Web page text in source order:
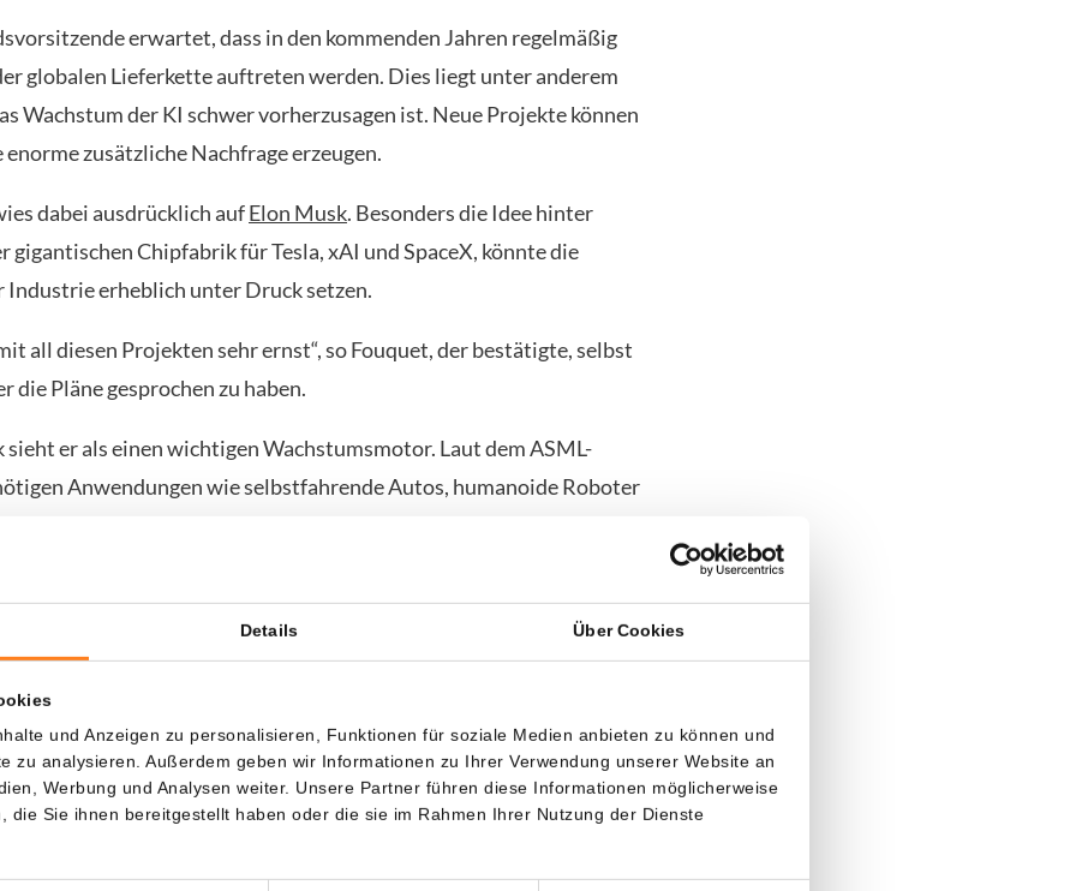
Details Über Cookies
und Anzeigen zu personalisieren, Funktionen für soziale Medien anbieten zu können und
zu analysieren. Außerdem geben wir Informationen zu Ihrer Verwendung unserer Website an
Werbung und Analysen weiter. Unsere Partner führen diese Informationen möglicherweise
die Sie ihnen bereitgestellt haben oder die sie im Rahmen Ihrer Nutzung der Dienste
erwartet, dass in den kommenden Jahren regelmäßig
globalen Lieferkette auftreten werden. Dies liegt unter anderem
Wachstum der KI schwer vorherzusagen ist. Neue Projekte können
zusätzliche Nachfrage erzeugen.
dabei ausdrücklich aufElon Musk. Besonders die Idee hinter
gigantischen Chipfabrik für Tesla, xAI und SpaceX, könnte die
Industrie erheblich unter Druck setzen.
all diesen Projekten sehr ernst“, so Fouquet, der bestätigte, selbst
die Pläne gesprochen zu haben.
er als einen wichtigen Wachstumsmotor. Laut dem ASML-
Anwendungen wie selbstfahrende Autos, humanoide Roboter
von ASML-Maschinen kommt
ASML an neuer Technologie, um die Produktionskapazität der
weiter zu erhöhen. Fouquet erwartet, dass die ersten Chips, die mit
NA EUV-Maschinen produziert werden, in wenigen Monaten
können noch kleinere und leistungsfähigere Chips herstellen. Intel